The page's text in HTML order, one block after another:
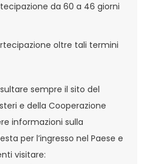
da 60 a 46 giorni
oltre tali termini
sempre il sito del
e della Cooperazione
informazioni sulla
per l’ingresso nel Paese e
visitare: